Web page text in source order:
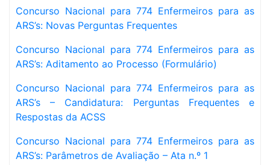
Concurso Nacional para 774 Enfermeiros para as
ARS’s: Novas Perguntas Frequentes
Concurso Nacional para 774 Enfermeiros para as
ARS’s: Aditamento ao Processo (Formulário)
Concurso Nacional para 774 Enfermeiros para as
ARS’s – Candidatura: Perguntas Frequentes e
Respostas da ACSS
Concurso Nacional para 774 Enfermeiros para as
ARS’s: Parâmetros de Avaliação – Ata n.º 1